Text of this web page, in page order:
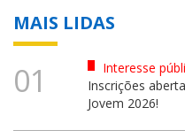
MAIS LIDAS
01
Interesse
Inscrições
Jovem 2026!